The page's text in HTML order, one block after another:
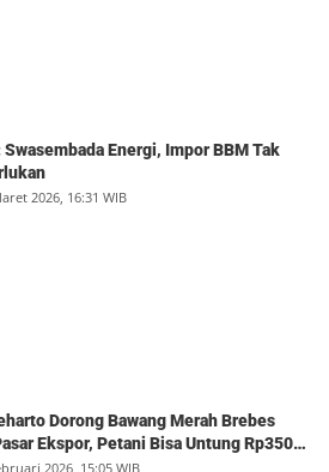
Swasembada Energi, Impor BBM Tak
2026, 16:31 WIB
Dorong Bawang Merah Brebes
Ekspor, Petani Bisa Untung Rp350
2026, 15:05 WIB